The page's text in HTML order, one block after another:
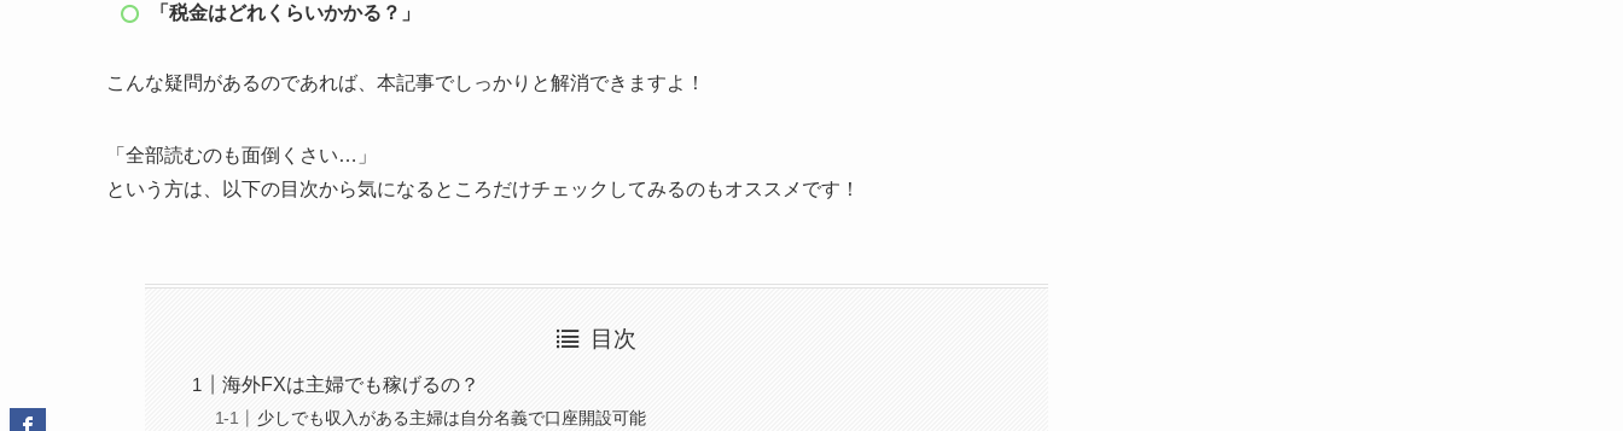
「税金はどれくらいかかる？」
こんな疑問があるのであれば、本記事でしっかりと解消できますよ！
「全部読むのも面倒くさい…」
という方は、以下の目次から気になるところだけチェックしてみるのもオススメです！
目次
海外FXは主婦でも稼げるの？
少しでも収入がある主婦は自分名義で口座開設可能